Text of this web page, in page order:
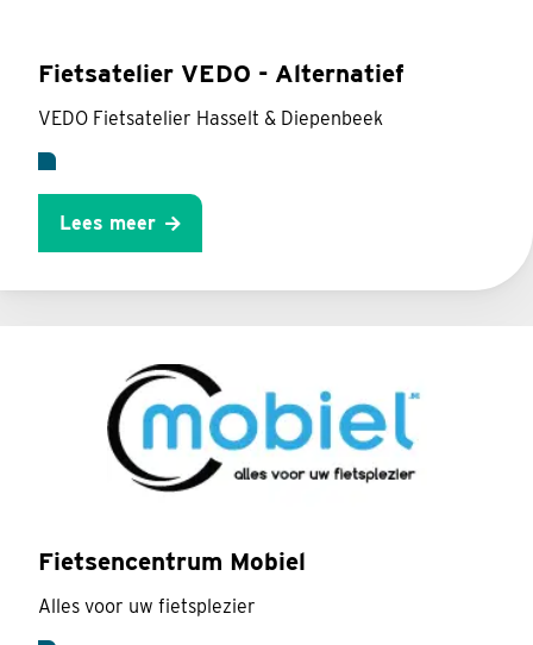
Fietsatelier VEDO - Alternatief
VEDO Fietsatelier Hasselt & Diepenbeek
Lees meer
Fietsencentrum Mobiel
Alles voor uw fietsplezier